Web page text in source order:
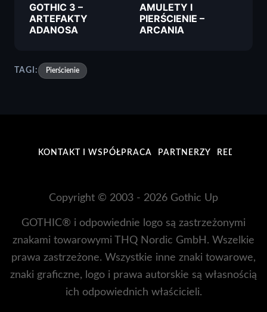
GOTHIC 3 –
ARTEFAKTY
ADANOSA
AMULETY I
PIERŚCIENIE –
ARCANIA
TAGI: Pierścienie
KONTAKT I WSPÓŁPRACA PARTNERZY REDAKCJA
Copyright © 2003 - 2026 Gothic Up
GOTHIC® i odpowiednie logo są zastrzeżonymi
znakami towarowymi THQ Nordic GmbH. Wszelkie
prawa zastrzeżone. Wszystkie inne znaki towarowe,
znaki graficzne, logo i prawa autorskie są własnością
ich odpowiednich właścicieli.